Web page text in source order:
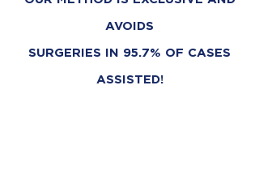
AVOIDS
SURGERIES IN 95.7% OF CASES
ASSISTED!